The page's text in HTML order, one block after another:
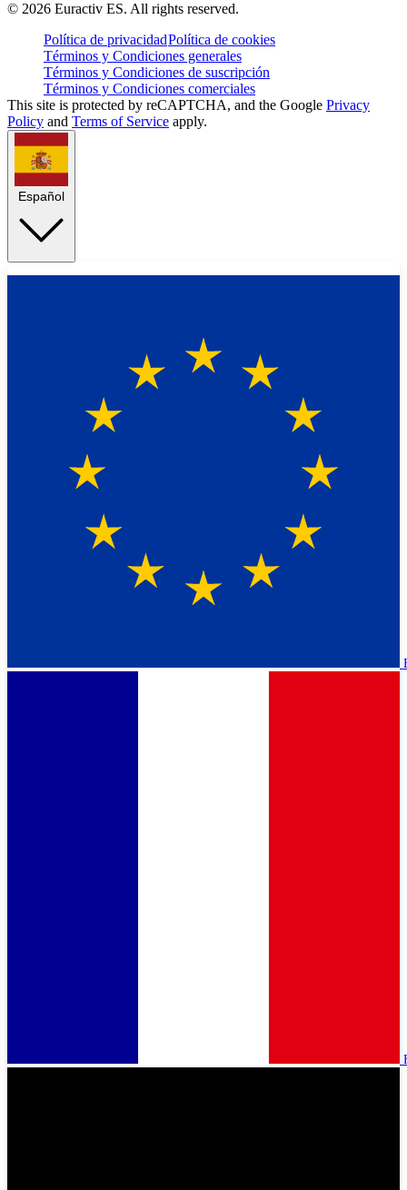
© 2026 Euractiv ES. All rights reserved.
Política de privacidadPolítica de cookies
Términos y Condiciones generales
Términos y Condiciones de suscripción
Términos y Condiciones comerciales
This site is protected by reCAPTCHA, and the Google Privacy
Policy and Terms of Service apply.
Español